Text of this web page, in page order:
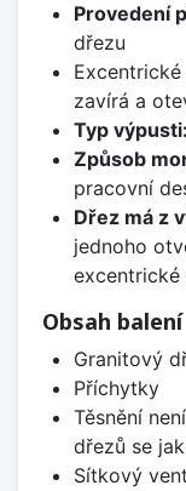
Provedení
dřezu
zavírá a
Typ výpusti:
Způsob
pracovní
Dřez má z
jednoho
excentrické
Obsah balení
Granitový
Příchytky
Těsnění
dřezů se
Sítkový